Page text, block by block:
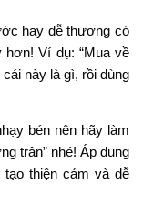
hay dễ thương có
Ví dụ: “Mua về
này là gì, rồi dùng
bén nên hãy làm
trân” nhé! Áp dụng
tạo thiện cảm và dễ